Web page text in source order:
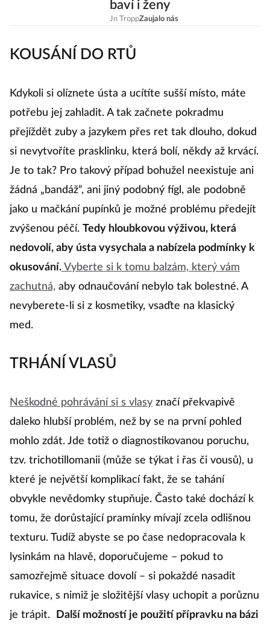
baví i ženy
Jn TroppZaujalo nás
KOUSÁNÍ DO RTŮ
Kdykoli si olíznete ústa a ucítíte sušší místo, máte
potřebu jej zahladit. A tak začnete pokradmu
přejíždět zuby a jazykem přes ret tak dlouho, dokud
si nevytvoříte prasklinku, která bolí, někdy až krvácí.
Je to tak? Pro takový případ bohužel neexistuje ani
žádná „bandáž“, ani jiný podobný fígl, ale podobně
jako u mačkání pupínků je možné problému předejít
zvýšenou péčí. Tedy hloubkovou výživou, která
nedovolí, aby ústa vysychala a nabízela podmínky k
okusování. Vyberte si k tomu balzám, který vám
zachutná, aby odnaučování nebylo tak bolestné. A
nevyberete-li si z kosmetiky, vsaďte na klasický
med.
TRHÁNÍ VLASŮ
Neškodné pohrávání si s vlasy značí překvapivě
daleko hlubší problém, než by se na první pohled
mohlo zdát. Jde totiž o diagnostikovanou poruchu,
tzv. trichotillomanii (může se týkat i řas či vousů), u
které je největší komplikací fakt, že se tahání
obvykle nevědomky stupňuje. Často také dochází k
tomu, že dorůstající pramínky mívají zcela odlišnou
texturu. Tudíž abyste se po čase nedopracovala k
lysinkám na hlavě, doporučujeme – pokud to
samozřejmě situace dovolí – si pokaždé nasadit
rukavice, s nimiž je složitější vlasy uchopit a porůznu
je trápit.
Další možností je použití přípravku na bázi